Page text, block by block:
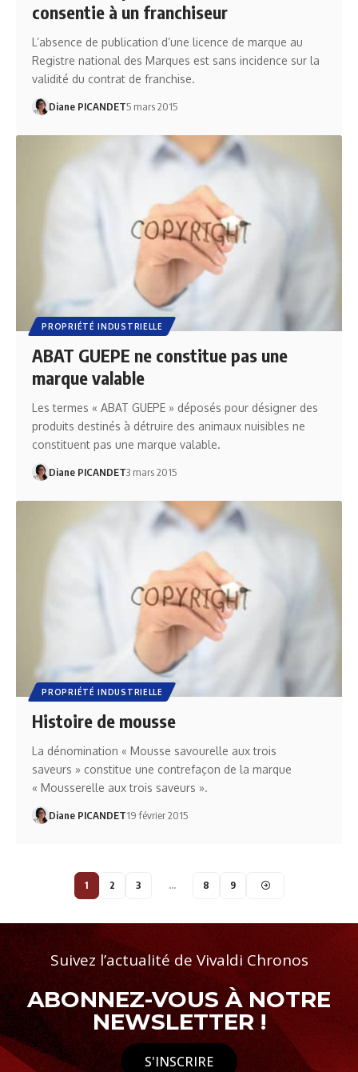
consentie à un franchiseur
L’absence de publication d’une licence de marque au
Registre national des Marques est sans incidence sur la
validité du contrat de franchise.
Diane PICANDET5 mars 2015
PROPRIÉTÉ INDUSTRIELLE
ABAT GUEPE ne constitue pas une
marque valable
Les termes « ABAT GUEPE » déposés pour désigner des
produits destinés à détruire des animaux nuisibles ne
constituent pas une marque valable.
Diane PICANDET3 mars 2015
PROPRIÉTÉ INDUSTRIELLE
Histoire de mousse
La dénomination « Mousse savourelle aux trois
saveurs » constitue une contrefaçon de la marque
« Mousserelle aux trois saveurs ».
Diane PICANDET19 février 2015
1 2 3 … 8 9
Suivez l’actualité de Vivaldi Chronos
ABONNEZ-VOUS À NOTRE
NEWSLETTER !
S'INSCRIRE